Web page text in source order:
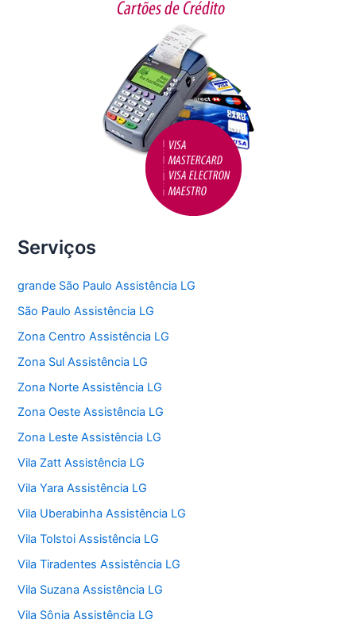
Serviços
grande São Paulo Assistência LG
São Paulo Assistência LG
Zona Centro Assistência LG
Zona Sul Assistência LG
Zona Norte Assistência LG
Zona Oeste Assistência LG
Zona Leste Assistência LG
Vila Zatt Assistência LG
Vila Yara Assistência LG
Vila Uberabinha Assistência LG
Vila Tolstoi Assistência LG
Vila Tiradentes Assistência LG
Vila Suzana Assistência LG
Vila Sônia Assistência LG